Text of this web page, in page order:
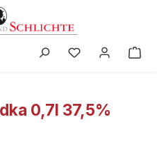
0,7l 37,5%